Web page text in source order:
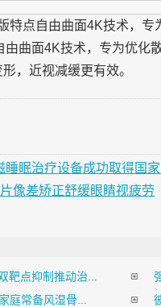
特点自由曲面4K技术，
曲面4K技术，专为优化
，近视减缓更有效。
睡眠治疗设备成功取得国
像差矫正舒缓眼睛视疲劳
靶点抑制推动治...
庭常备风湿骨...